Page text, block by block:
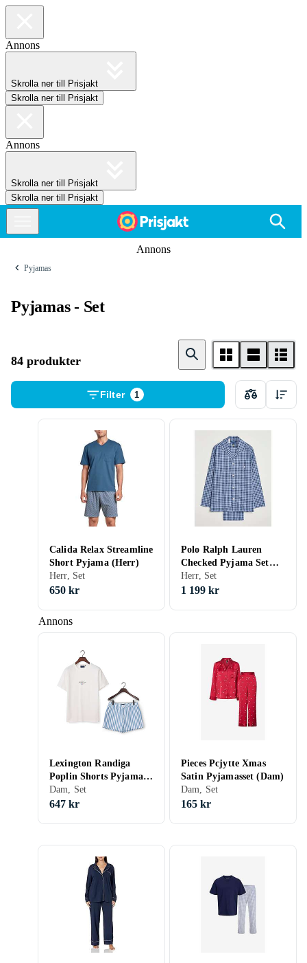
Annons
Skrolla ner till Prisjakt
Skrolla ner till Prisjakt
Annons
Skrolla ner till Prisjakt
Skrolla ner till Prisjakt
Annons
Pyjamas
Pyjamas - Set
84 produkter
Filter 1
Annons
Calida Relax Streamline
Short Pyjama (Herr)
Herr, Set
650 kr
Polo Ralph Lauren
Checked Pyjama Set
(Herr)
Herr, Set
1 199 kr
Lexington Randiga
Poplin Shorts Pyjama
Set (Dam)
Dam, Set
647 kr
Pieces Pcjytte Xmas
Satin Pyjamasset (Dam)
Dam, Set
165 kr